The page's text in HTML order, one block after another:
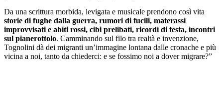
Da una scrittura morbida, levigata e musicale prendono così vita
storie di fughe dalla guerra, rumori di fucili, materassi
improvvisati e abiti rossi, cibi prelibati, ricordi di festa, incontri
sul pianerottolo. Camminando sul filo tra realtà e invenzione,
Tognolini dà dei migranti un’immagine lontana dalle cronache e più
vicina a noi, tanto da chiederci: e se fossimo noi a dover migrare?”